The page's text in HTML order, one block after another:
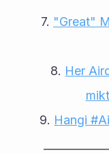
"Great"
Her
Hangi